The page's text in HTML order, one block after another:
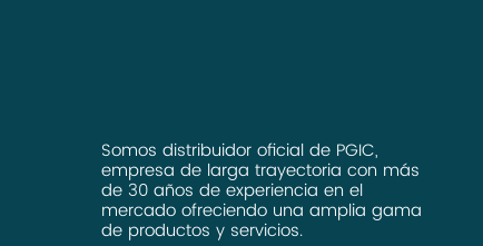
Somos distribuidor oficial de PGIC,
empresa de larga trayectoria con más
de 30 años de experiencia en el
mercado ofreciendo una amplia gama
de productos y servicios.